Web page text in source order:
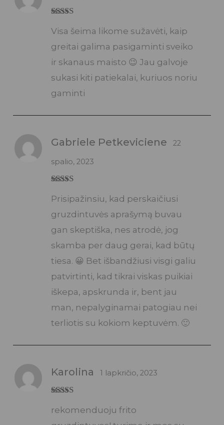
5iš 5
Visa šeima likome sužavėti, kaip
greitai galima pasigaminti sveiko
ir skanaus maisto 😉 Jau galvoje
sukasi kiti patiekalai, kuriuos noriu
gaminti
5iš 5
Gabriele Petkeviciene 22
spalio, 2023
Prisipažinsiu, kad perskaičiusi
gruzdintuvės aprašymą buvau
gan skeptiška, nes atrodė, jog
skamba per daug gerai, kad būtų
tiesa. 😀 Bet išbandžiusi visgi galiu
patvirtinti, kad tikrai viskas puikiai
iškepa, apskrunda ir, bent jau
man, nepalyginamai patogiau nei
terliotis su kokiom keptuvėm. 🙂
5iš 5
Karolina 1 lapkričio, 2023
rekomenduoju frito